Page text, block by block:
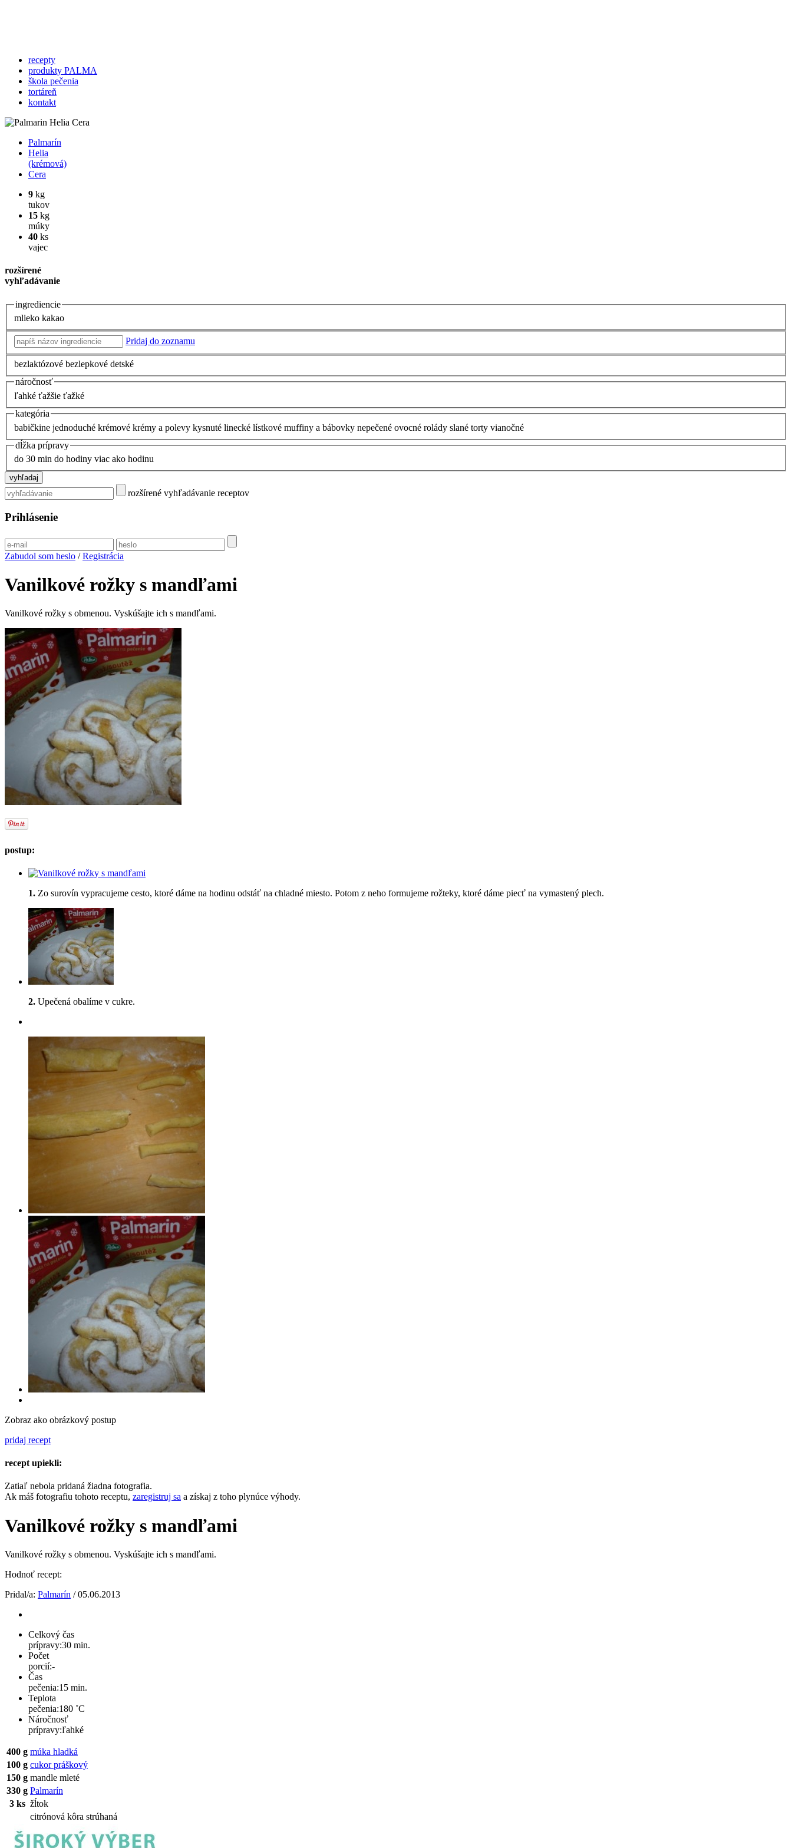
recepty
produkty PALMA
škola pečenia
tortáreň
kontakt
Palmarín
Helia
(krémová)
Cera
9 kg
tukov
15 kg
múky
40 ks
vajec
rozšírené
vyhľadávanie
ingrediencie
mlieko kakao
Pridaj do zoznamu
bezlaktózové bezlepkové detské
náročnosť
ľahké ťažšie ťažké
kategória
babičkine jednoduché krémové krémy a polevy kysnuté linecké lístkové muffiny a bábovky nepečené ovocné rolády slané torty vianočné
dĺžka prípravy
do 30 min do hodiny viac ako hodinu
rozšírené vyhľadávanie receptov
Prihlásenie
Zabudol som heslo /Registrácia
Vanilkové rožky s mandľami
Vanilkové rožky s obmenou. Vyskúšajte ich s mandľami.
postup:
1. Zo surovín vypracujeme cesto, ktoré dáme na hodinu odstáť na chladné miesto. Potom z neho formujeme rožteky, ktoré dáme piecť na vymastený plech.
2. Upečená obalíme v cukre.
Zobraz ako obrázkový postup
pridaj recept
recept upiekli:
Zatiaľ nebola pridaná žiadna fotografia.
Ak máš fotografiu tohoto receptu, zaregistruj sa a získaj z toho plynúce výhody.
Vanilkové rožky s mandľami
Vanilkové rožky s obmenou. Vyskúšajte ich s mandľami.
Hodnoť recept:
Pridal/a: Palmarín / 05.06.2013
Celkový čas
prípravy:30 min.
Počet
porcií:-
Čas
pečenia:15 min.
Teplota
pečenia:180 ˚C
Náročnosť
prípravy:ľahké
400 g múka hladká
100 g cukor práškový
150 g mandle mleté
330 g Palmarín
3 ks žĺtok
citrónová kôra strúhaná